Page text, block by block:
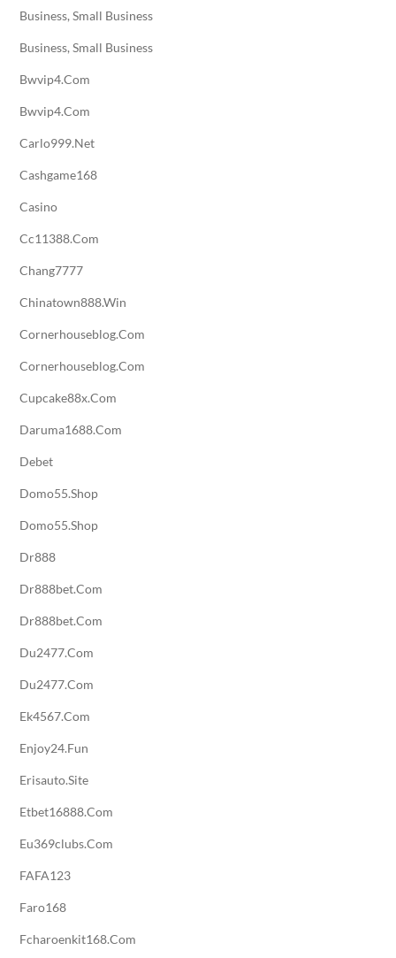
Business, Small Business
Business, Small Business
Bwvip4.com
Bwvip4.com
Carlo999.net
Cashgame168
Casino
Cc11388.com
Chang7777
Chinatown888.win
Cornerhouseblog.com
Cornerhouseblog.com
Cupcake88x.com
Daruma1688.com
Debet
Domo55.shop
Domo55.shop
Dr888
Dr888bet.com
Dr888bet.com
Du2477.com
Du2477.com
Ek4567.com
Enjoy24.fun
Erisauto.site
Etbet16888.com
Eu369clubs.com
FAFA123
Faro168
Fcharoenkit168.com